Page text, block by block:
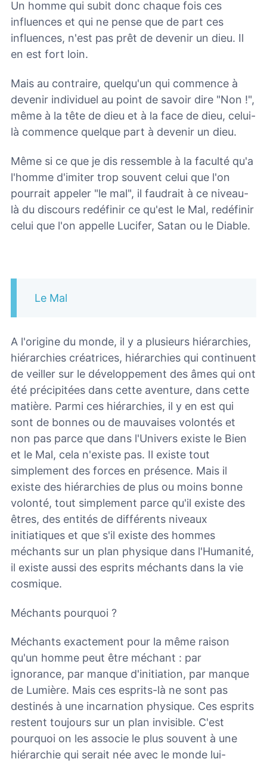
Un homme qui subit donc chaque fois ces
influences et qui ne pense que de part ces
influences, n'est pas prêt de devenir un dieu. Il
en est fort loin.
Mais au contraire, quelqu'un qui commence à
devenir individuel au point de savoir dire "Non !",
même à la tête de dieu et à la face de dieu, celui-
là commence quelque part à devenir un dieu.
Même si ce que je dis ressemble à la faculté qu'a
l'homme d'imiter trop souvent celui que l'on
pourrait appeler "le mal", il faudrait à ce niveau-
là du discours redéfinir ce qu'est le Mal, redéfinir
celui que l'on appelle Lucifer, Satan ou le Diable.
Le Mal
A l'origine du monde, il y a plusieurs hiérarchies,
hiérarchies créatrices, hiérarchies qui continuent
de veiller sur le développement des âmes qui ont
été précipitées dans cette aventure, dans cette
matière. Parmi ces hiérarchies, il y en est qui
sont de bonnes ou de mauvaises volontés et
non pas parce que dans l'Univers existe le Bien
et le Mal, cela n'existe pas. Il existe tout
simplement des forces en présence. Mais il
existe des hiérarchies de plus ou moins bonne
volonté, tout simplement parce qu'il existe des
êtres, des entités de différents niveaux
initiatiques et que s'il existe des hommes
méchants sur un plan physique dans l'Humanité,
il existe aussi des esprits méchants dans la vie
cosmique.
Méchants pourquoi ?
Méchants exactement pour la même raison
qu'un homme peut être méchant : par
ignorance, par manque d'initiation, par manque
de Lumière. Mais ces esprits-là ne sont pas
destinés à une incarnation physique. Ces esprits
restent toujours sur un plan invisible. C'est
pourquoi on les associe le plus souvent à une
hiérarchie qui serait née avec le monde lui-